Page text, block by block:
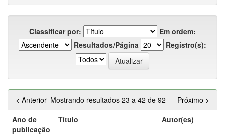
Classificar por:
Em ordem:
Resultados/Página
Registro(s):
Mostrando resultados 23 a 42 de 92
< Anterior
Próximo >
Ano de
publicação
Título Autor(es)